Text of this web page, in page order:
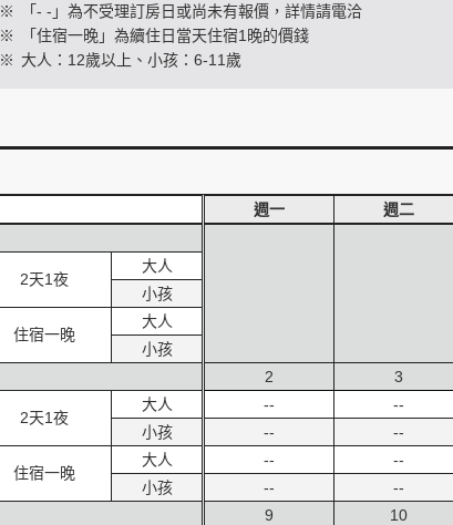
※
「- -」為不受理訂房日或尚未有報價，詳情請電洽
※
「住宿一晚」為續住日當天住宿1晚的價錢
※ 大人：12歲以上、小孩：6-11歲
2天1夜
大人
小孩
住宿一晚
大人
小孩
2天1夜
大人
小孩
住宿一晚
大人
小孩
週一 週二
2
--
--
--
--
3
--
--
--
--
9
10